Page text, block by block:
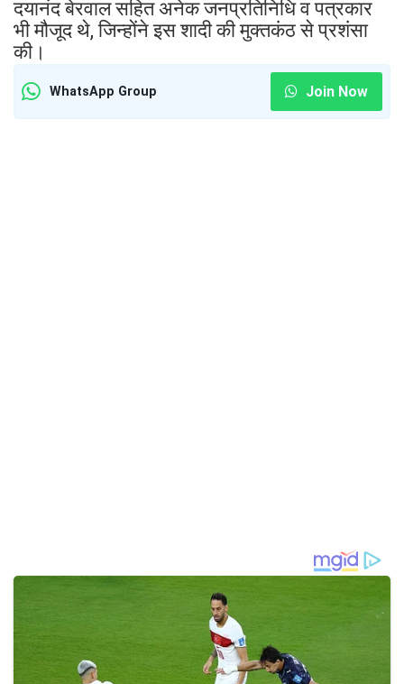
दयानंद बेरवाल सहित अनेक जनप्रतिनिधि व पत्रकार
भी मौजूद थे, जिन्होंने इस शादी की मुक्तकंठ से प्रशंसा
की।
WhatsApp Group Join Now